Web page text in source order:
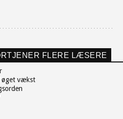
FLERE LÆSERE
øget vækst